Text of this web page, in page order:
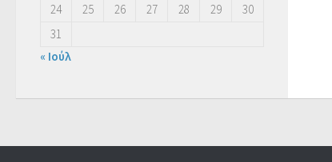
24
25 26 27 28 29
30
31
« Ιούλ